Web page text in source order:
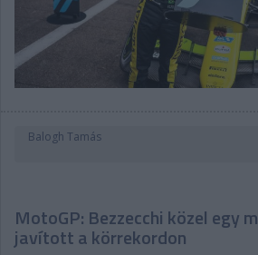
Balogh Tamás
MotoGP: Bezzecchi közel egy
javított a körrekordon